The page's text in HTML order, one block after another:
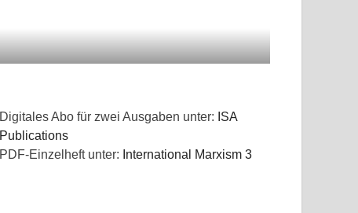
Digitales Abo für zwei Ausgaben unter: ISA
Publications
PDF-Einzelheft unter: International Marxism 3